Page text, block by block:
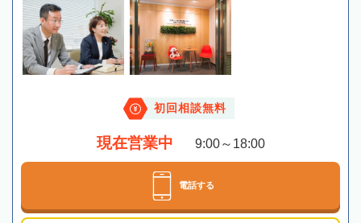
初回相談無料
現在営業中 9:00～18:00
電話する